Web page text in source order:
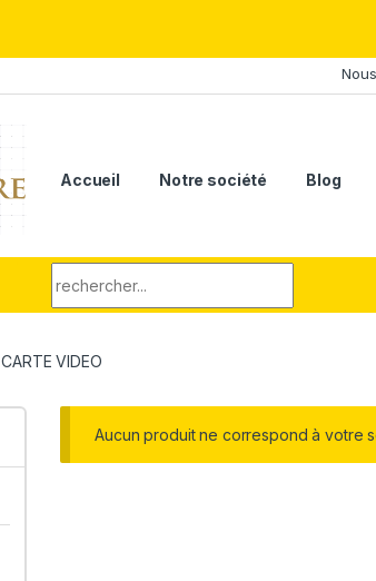
Accueil Notre société Blog
CARTE VIDEO
Aucun produit ne correspond à votre